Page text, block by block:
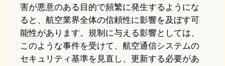
害が悪意のある目的で頻繁に発生するようにな
ると、航空業界全体の信頼性に影響を及ぼす可
能性があります。規制に与える影響としては、
このような事件を受けて、航空通信システムの
セキュリティ基準を見直し、更新する必要があ